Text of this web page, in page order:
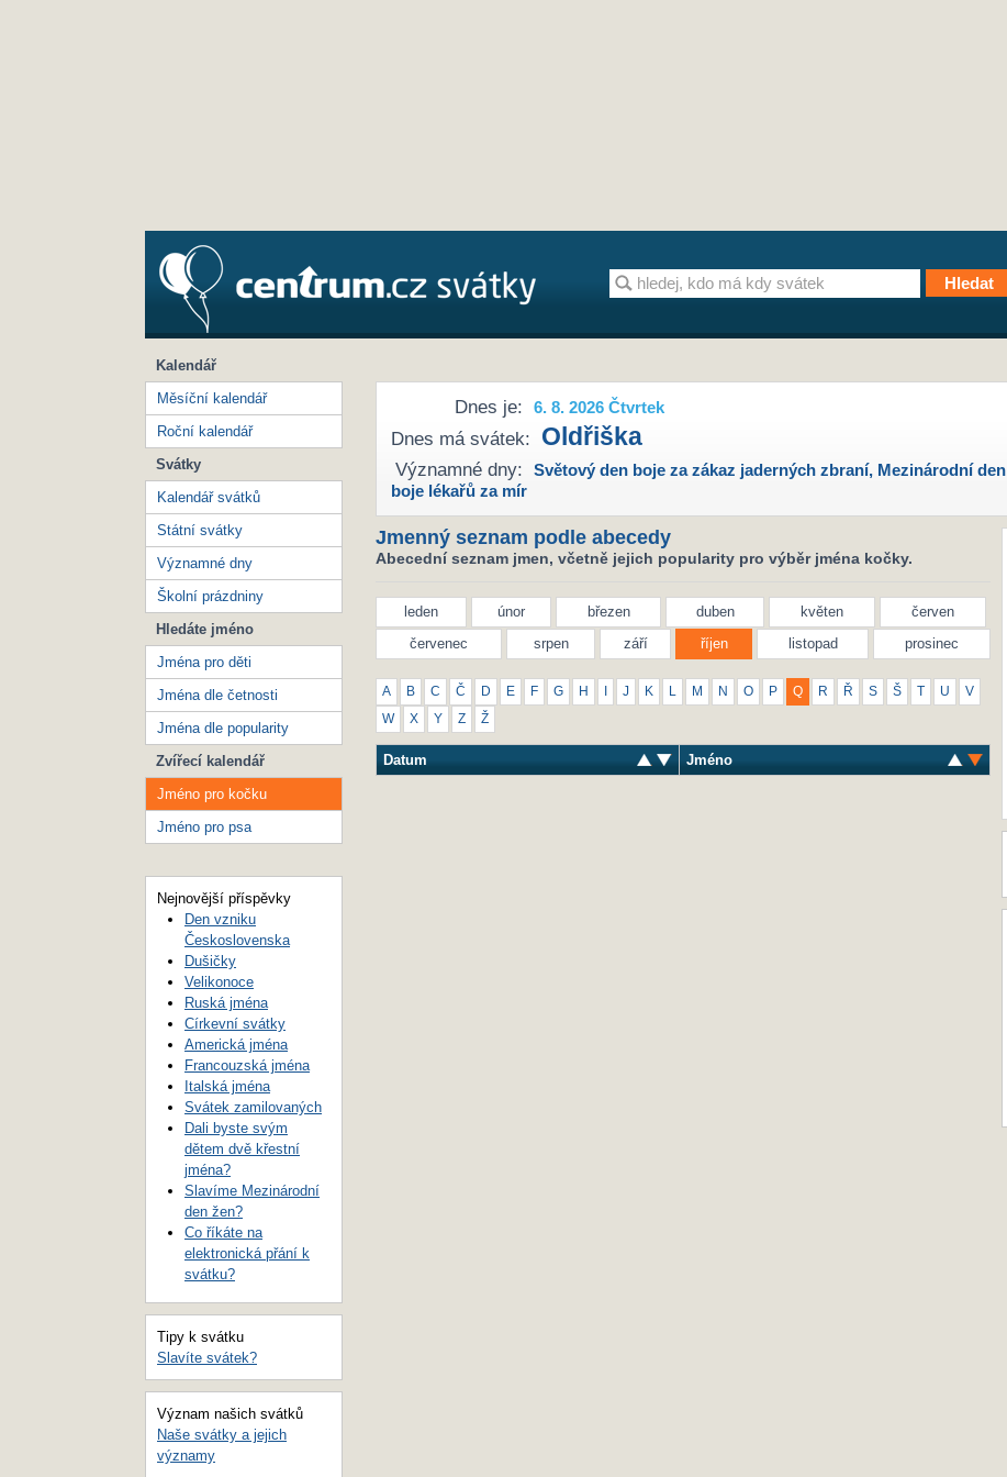
Dnes je: 6. 8. 2026 Čtvrtek
Dnes má svátek: Oldřiška
Významné dny: Světový den boje za zákaz jaderných zbraní, Mezinárodní den
boje lékařů za mír
Jmenný seznam podle abecedy
Abecední seznam jmen, včetně jejich popularity pro výběr jména kočky.
leden únor březen duben květen
červen
červenec
srpen září říjen listopad prosinec
A B C Č D E F G H J K M N O P Q R Ř S Š T U V
W X Y Z Ž
Datum Jméno
Kalendář
Měsíční kalendář
Roční kalendář
Svátky
Kalendář svátků
Státní svátky
Významné dny
Školní prázdniny
Hledáte jméno
Jména pro děti
Jména dle četnosti
Jména dle popularity
Zvířecí kalendář
Jméno pro kočku
Jméno pro psa
Nejnovější příspěvky
Den vzniku
Československa
Dušičky
Velikonoce
Ruská jména
Církevní svátky
Americká jména
Francouzská jména
Italská jména
Svátek zamilovaných
Dali byste svým
dětem dvě křestní
jména?
Slavíme Mezinárodní
den žen?
Co říkáte na
elektronická přání k
svátku?
Tipy k svátku
Slavíte svátek?
Význam našich svátků
Naše svátky a jejich
významy